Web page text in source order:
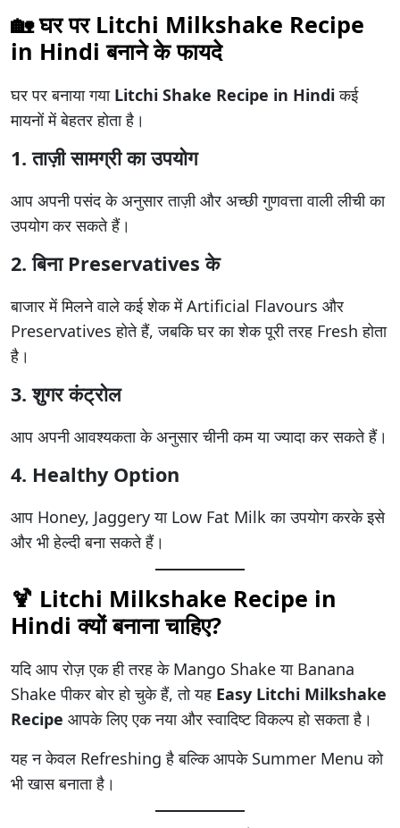
🏡 घर पर Litchi Milkshake Recipe
in Hindi बनाने के फायदे
घर पर बनाया गया Litchi Shake Recipe in Hindiकई
मायनों में बेहतर होता है।
1. ताज़ी सामग्री का उपयोग
आप अपनी पसंद के अनुसार ताज़ी और अच्छी गुणवत्ता वाली लीची का
उपयोग कर सकते हैं।
2. बिना Preservatives के
बाजार में मिलने वाले कई शेक में Artificial Flavours और
Preservatives होते हैं, जबकि घर का शेक पूरी तरह Fresh होता
है।
3. शुगर कंट्रोल
आप अपनी आवश्यकता के अनुसार चीनी कम या ज्यादा कर सकते हैं।
4. Healthy Option
आप Honey, Jaggery या Low Fat Milk का उपयोग करके इसे
और भी हेल्दी बना सकते हैं।
🍹 Litchi Milkshake Recipe in
Hindi क्यों बनाना चाहिए?
यदि आप रोज़ एक ही तरह के Mango Shake या Banana
Shake पीकर बोर हो चुके हैं, तो यह Easy Litchi Milkshake
Recipe आपके लिए एक नया और स्वादिष्ट विकल्प हो सकता है।
यह न केवल Refreshing है बल्कि आपके Summer Menu को
भी खास बनाता है।